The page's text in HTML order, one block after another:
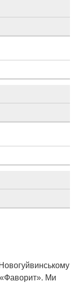
Новогуйвинському
Ми